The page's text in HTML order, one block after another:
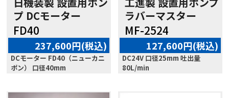
プ DCモーター
FD40
237,600円(税込)
DCモーター FD40（ニューカニ
ポン） 口径40mm
ラバーマスター
MF-2524
127,600円(税込)
DC24V 口径25mm 吐出量
80L/min